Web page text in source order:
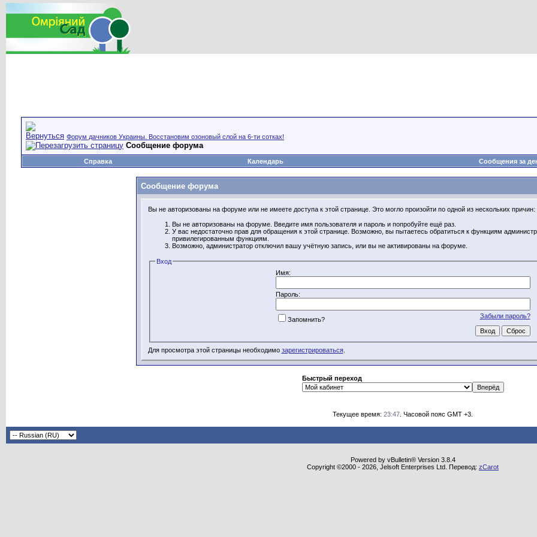
Форум дачников Украины. Восстановим озоновый слой на 6-ти сотках!
Сообщение форума
Справка Календарь Сообщения за
Сообщение форума
Вы не авторизованы на форуме или не имеете доступа к этой странице. Это могло произойти по одной из нескольких причин:
Вы не авторизованы на форуме. Введите имя пользователя и пароль и попробуйте ещё раз.
У вас недостаточно прав для обращения к этой странице. Возможно, вы пытаетесь обратиться к функциям
привилегированным функциям.
Возможно, администратор отключил вашу учётную запись, или вы не активированы на форуме.
Вход
Имя:
Пароль:
Забыли пароль?
Запомнить?
Для просмотра этой страницы необходимо зарегистрироваться.
Быстрый переход
Текущее время: 23:47 . Часовой пояс GMT +3.
Powered by vBulletin® Version 3.8.4
Copyright ©2000 - 2026, Jelsoft Enterprises Ltd. Перевод: zCarot